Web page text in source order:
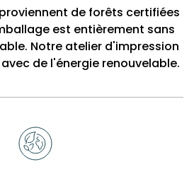
de forêts certifiées
est entièrement sans
Notre atelier d'impression
de l'énergie renouvelable.